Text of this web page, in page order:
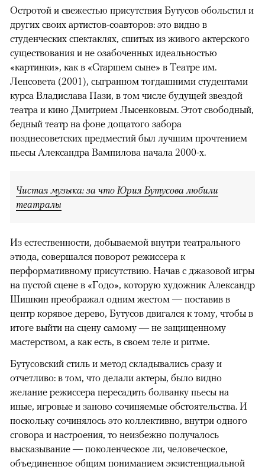
Остротой и свежестью присутствия Бутусов обольстил и
других своих артистов-соавторов: это видно в
студенческих спектаклях, сшитых из живого актерского
существования и не озабоченных идеальностью
«картинки», как в «Старшем сыне» в Театре им.
Ленсовета (2001), сыгранном тогдашними студентами
курса Владислава Пази, в том числе будущей звездой
театра и кино Дмитрием Лысенковым. Этот свободный,
бедный театр на фоне дощатого забора
позднесоветских предместий был лучшим прочтением
пьесы Александра Вампилова начала 2000-х.
Чистая музыка: за что Юрия Бутусова любили
театралы
Из естественности, добываемой внутри театрального
этюда, совершался поворот режиссера к
перформативному присутствию. Начав с джазовой игры
на пустой сцене в «Годо», которую художник Александр
Шишкин преображал одним жестом — поставив в
центр корявое дерево, Бутусов двигался к тому, чтобы в
итоге выйти на сцену самому — не защищенному
мастерством, а как есть, в своем теле и ритме.
Бутусовский стиль и метод складывались сразу и
отчетливо: в том, что делали актеры, было видно
желание режиссера пересадить болванку пьесы на
иные, игровые и заново сочиняемые обстоятельства. И
поскольку сочинялось это коллективно, внутри одного
сговора и настроения, то неизбежно получалось
высказывание — поколенческое ли, человеческое,
объединенное общим пониманием экзистенциальной